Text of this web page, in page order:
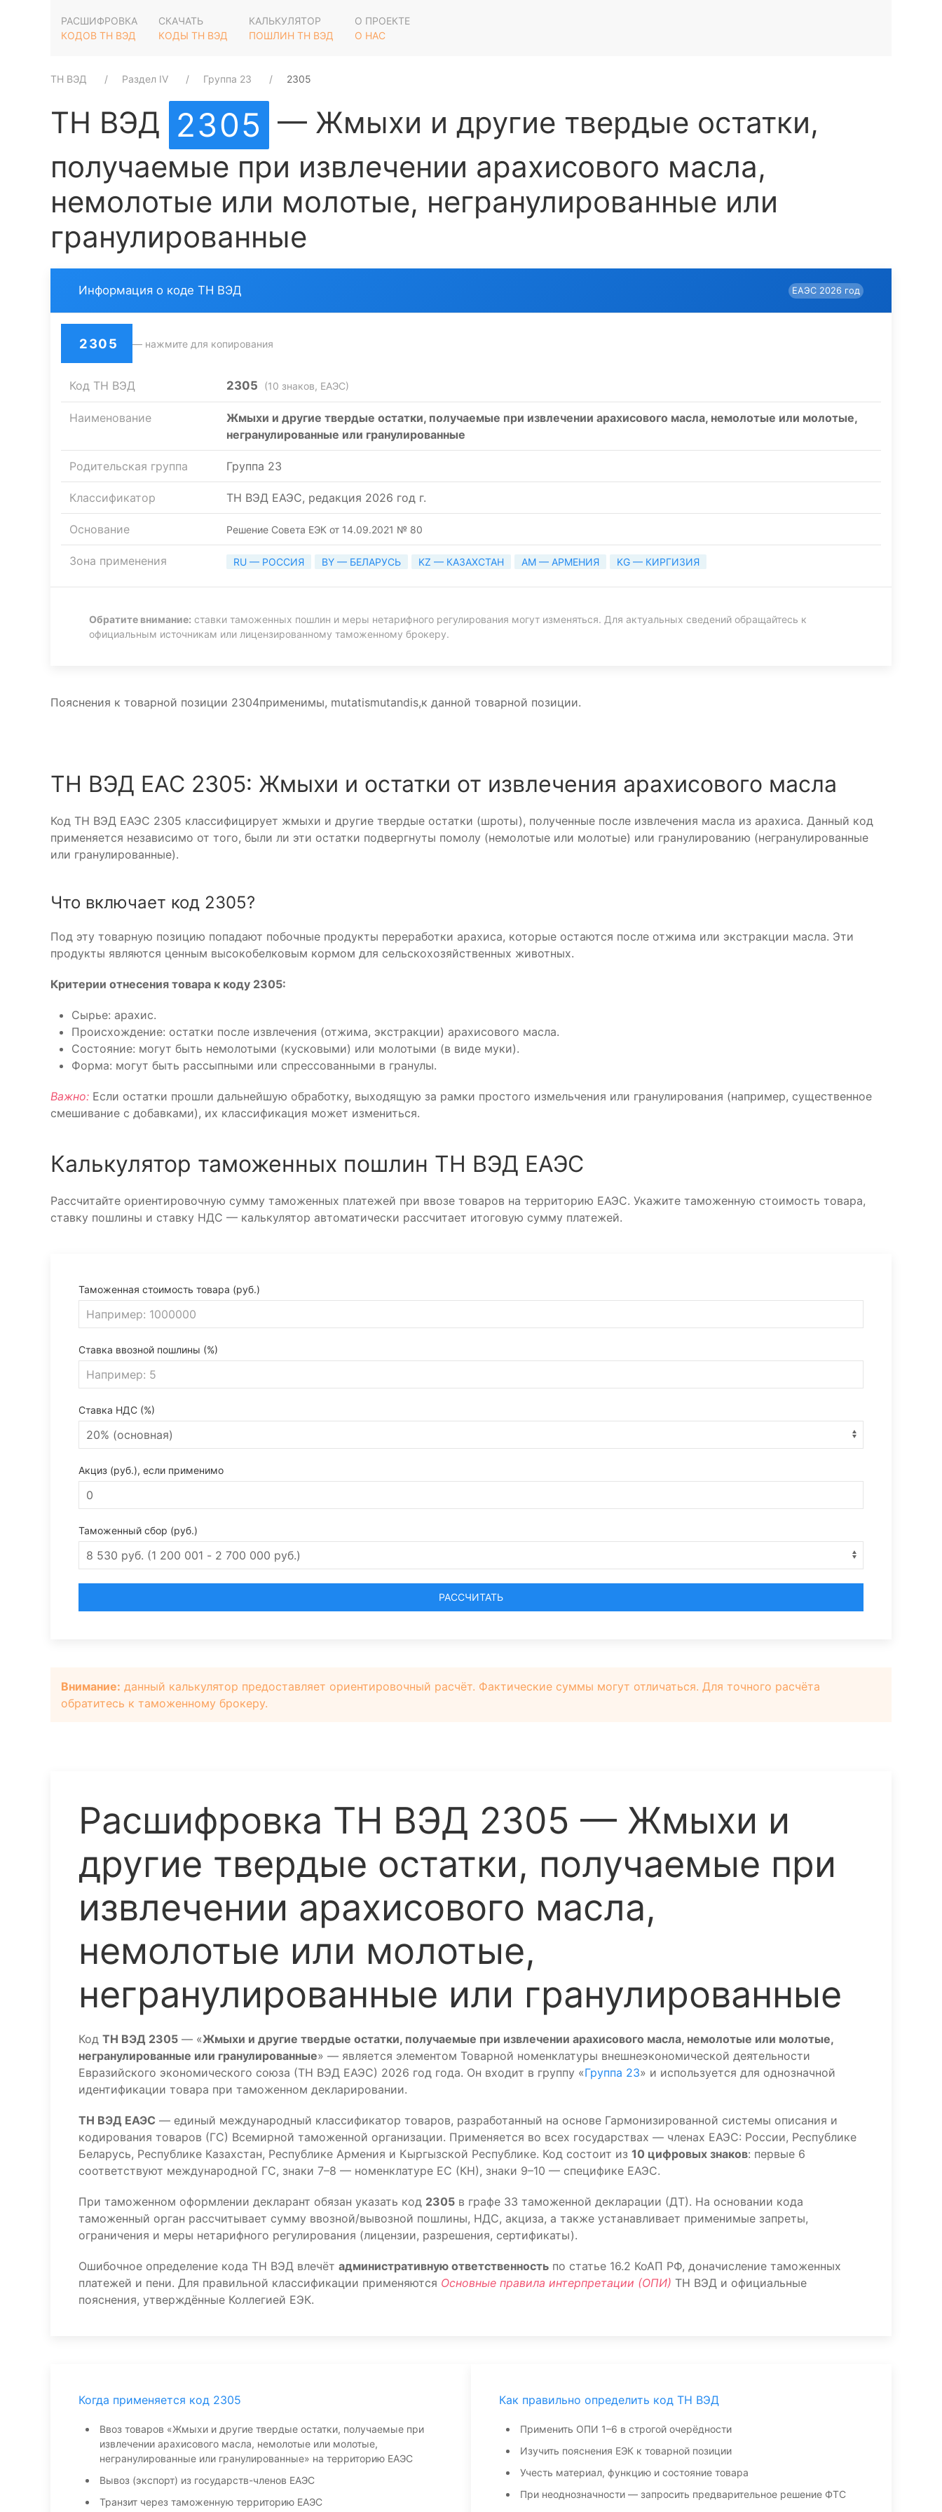
РАСШИФРОВКА
КОДОВ ТН ВЭД
СКАЧАТЬ
КОДЫ ТН ВЭД
КАЛЬКУЛЯТОР
ПОШЛИН ТН ВЭД
О ПРОЕКТЕ
О НАС
ТН ВЭД Раздел IV Группа 23 2305
ТН ВЭД 2305 — Жмыхи и другие твердые остатки,
получаемые при извлечении арахисового масла,
немолотые или молотые, негранулированные или
гранулированные
Информация о коде ТН ВЭД ЕАЭС 2026 год
2305 — нажмите для копирования
Код ТН ВЭД 2305 (10 знаков, ЕАЭС)
Наименование
Жмыхи и другие твердые остатки, получаемые при извлечении арахисового масла, немолотые или молотые,
негранулированные или гранулированные
Родительская группа Группа 23
Классификатор ТН ВЭД ЕАЭС, редакция 2026 год г.
Основание Решение Совета ЕЭК от 14.09.2021 № 80
Зона применения RU — РОССИЯ BY — БЕЛАРУСЬ KZ — КАЗАХСТАН AM — АРМЕНИЯ KG — КИРГИЗИЯ
Обратите внимание: ставки таможенных пошлин и меры нетарифного регулирования могут изменяться. Для актуальных сведений обращайтесь к
официальным источникам или лицензированному таможенному брокеру.
Пояснения к товарной позиции 2304применимы, mutatismutandis,к данной товарной позиции.
ТН ВЭД ЕАС 2305: Жмыхи и остатки от извлечения арахисового масла
Код ТН ВЭД ЕАЭС 2305 классифицирует жмыхи и другие твердые остатки (шроты), полученные после извлечения масла из арахиса. Данный код
применяется независимо от того, были ли эти остатки подвергнуты помолу (немолотые или молотые) или гранулированию (негранулированные
или гранулированные).
Что включает код 2305?
Под эту товарную позицию попадают побочные продукты переработки арахиса, которые остаются после отжима или экстракции масла. Эти
продукты являются ценным высокобелковым кормом для сельскохозяйственных животных.
Критерии отнесения товара к коду 2305:
Сырье: арахис.
Происхождение: остатки после извлечения (отжима, экстракции) арахисового масла.
Состояние: могут быть немолотыми (кусковыми) или молотыми (в виде муки).
Форма: могут быть рассыпными или спрессованными в гранулы.
Важно: Если остатки прошли дальнейшую обработку, выходящую за рамки простого измельчения или гранулирования (например, существенное
смешивание с добавками), их классификация может измениться.
Калькулятор таможенных пошлин ТН ВЭД ЕАЭС
Рассчитайте ориентировочную сумму таможенных платежей при ввозе товаров на территорию ЕАЭС. Укажите таможенную стоимость товара,
ставку пошлины и ставку НДС — калькулятор автоматически рассчитает итоговую сумму платежей.
Таможенная стоимость товара (руб.)
Ставка ввозной пошлины (%)
Ставка НДС (%)
Акциз (руб.), если применимо
Таможенный сбор (руб.)
РАССЧИТАТЬ
Внимание: данный калькулятор предоставляет ориентировочный расчёт. Фактические суммы могут отличаться. Для точного расчёта
обратитесь к таможенному брокеру.
Расшифровка ТН ВЭД 2305 — Жмыхи и
другие твердые остатки, получаемые при
извлечении арахисового масла,
немолотые или молотые,
негранулированные или гранулированные
Код ТН ВЭД 2305 — «Жмыхи и другие твердые остатки, получаемые при извлечении арахисового масла, немолотые или молотые,
негранулированные или гранулированные» — является элементом Товарной номенклатуры внешнеэкономической деятельности
Евразийского экономического союза (ТН ВЭД ЕАЭС) 2026 год года. Он входит в группу «Группа 23» и используется для однозначной
идентификации товара при таможенном декларировании.
ТН ВЭД ЕАЭС — единый международный классификатор товаров, разработанный на основе Гармонизированной системы описания и
кодирования товаров (ГС) Всемирной таможенной организации. Применяется во всех государствах — членах ЕАЭС: России, Республике
Беларусь, Республике Казахстан, Республике Армения и Кыргызской Республике. Код состоит из 10 цифровых знаков: первые 6
соответствуют международной ГС, знаки 7–8 — номенклатуре ЕС (КН), знаки 9–10 — специфике ЕАЭС.
При таможенном оформлении декларант обязан указать код 2305 в графе 33 таможенной декларации (ДТ). На основании кода
таможенный орган рассчитывает сумму ввозной/вывозной пошлины, НДС, акциза, а также устанавливает применимые запреты,
ограничения и меры нетарифного регулирования (лицензии, разрешения, сертификаты).
Ошибочное определение кода ТН ВЭД влечёт административную ответственность по статье 16.2 КоАП РФ, доначисление таможенных
платежей и пени. Для правильной классификации применяются Основные правила интерпретации (ОПИ) ТН ВЭД и официальные
пояснения, утверждённые Коллегией ЕЭК.
Когда применяется код 2305
Ввоз товаров «Жмыхи и другие твердые остатки, получаемые при
извлечении арахисового масла, немолотые или молотые,
негранулированные или гранулированные» на территорию ЕАЭС
Вывоз (экспорт) из государств-членов ЕАЭС
Транзит через таможенную территорию ЕАЭС
Как правильно определить код ТН ВЭД
Применить ОПИ 1–6 в строгой очерёдности
Изучить пояснения ЕЭК к товарной позиции
Учесть материал, функцию и состояние товара
При неоднозначности — запросить предварительное решение ФТС